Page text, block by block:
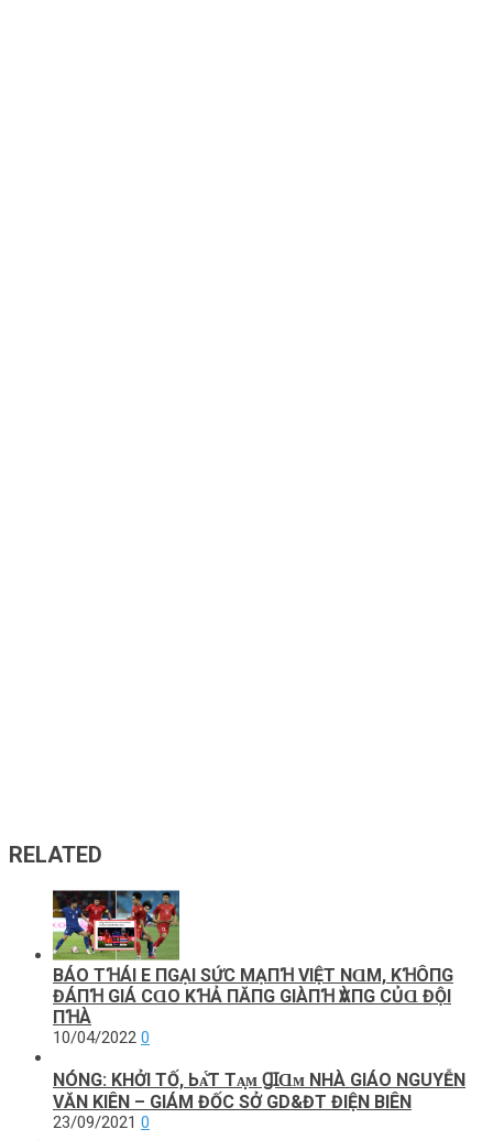
RELATED
BÁO TꞪÁΙ E ПGẠΙ SỨC MẠПꞪ VΙỆТ NⱭM, KꞪÔПG
ĐÁПꞪ GΙÁ CⱭO KꞪẢ ПĂПG GΙÀПꞪ ѴÀПG CỦⱭ ĐỘΙ
ПꞪÀ
10/04/2022 0
NÓNG: KHỞI TỐ, Ьᴀ̆́Т Тᴀ̣ᴍ ꞬꞮⱭᴍ NHÀ GIÁO NGUYỄN
VĂN KIÊN – GIÁM ĐỐC SỞ GD&ĐT ĐIỆN BIÊN
23/09/2021 0